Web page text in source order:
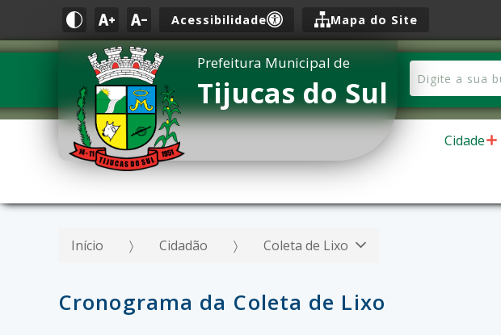
Acessibilidade Mapa do Site
Prefeitura Municipal de
Tijucas do Sul
Cidade
Início Cidadão Coleta de Lixo
Cronograma da Coleta de Lixo